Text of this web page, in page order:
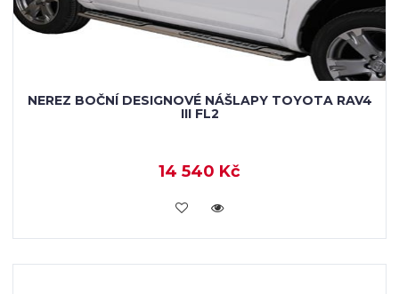
NEREZ BOČNÍ DESIGNOVÉ NÁŠLAPY TOYOTA RAV4
III FL2
14 540 Kč
KOUPIT